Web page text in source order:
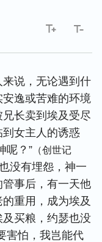
说，无论遇到什
逸或苦难的环境
长卖到埃及受尽
女主人的诱惑
呢？” （创世记
没有埋怨，神一
事后，有一天他
重用，成为埃及
买粮，约瑟也没
害怕，我岂能代